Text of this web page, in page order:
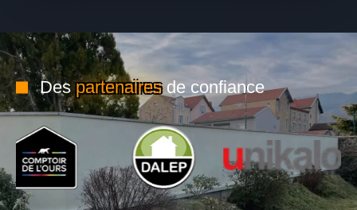
Despartenairesde confiance